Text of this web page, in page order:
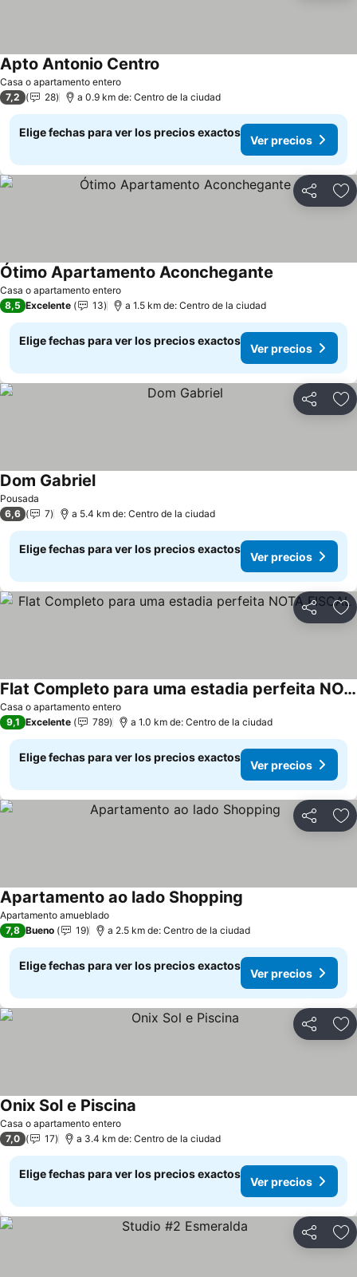
Casa o apartamento entero
Apto Antonio Centro
7,2 28 a 0.9 km de: Centro de la ciudad
Elige fechas para ver los precios exactos
Ver precios
Compartir
Casa o apartamento entero
Ótimo Apartamento Aconchegante
8,5 Excelente 13 a 1.5 km de: Centro de la ciudad
Elige fechas para ver los precios exactos
Ver precios
Compartir
Pousada
Dom GabrielVer precios
6,6 7 a 5.4 km de: Centro de la ciudad
Elige fechas para ver los precios exactos
Ver precios
Compartir
Casa o apartamento entero
Flat Completo para uma estadia perfeita NOTA FISCAL
Ver precios
9,1 Excelente 789 a 1.0 km de: Centro de la ciudad
Elige fechas para ver los precios exactos
Ver precios
Compartir
Apartamento amueblado
Apartamento ao lado Shopping
7,8 Bueno 19 a 2.5 km de: Centro de la ciudad
Elige fechas para ver los precios exactos
Ver precios
Compartir
Casa o apartamento entero
Onix Sol e Piscina
7,0 17 a 3.4 km de: Centro de la ciudad
Elige fechas para ver los precios exactos
Ver precios
Compartir